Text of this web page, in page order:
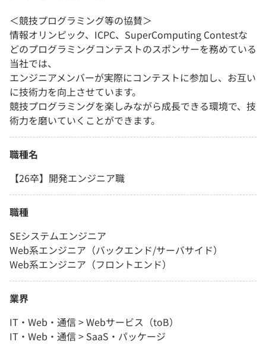
＜競技プログラミング等の協賛＞
情報オリンピック、ICPC、SuperComputing Contestな
どのプログラミングコンテストのスポンサーを務めている
当社では、
エンジニアメンバーが実際にコンテストに参加し、お互い
に技術力を向上させています。
競技プログラミングを楽しみながら成長できる環境で、技
術力を磨いていくことができます。
職種名
【26卒】開発エンジニア職
職種
SEシステムエンジニア
Web系エンジニア（バックエンド/サーバサイド）
Web系エンジニア（フロントエンド）
業界
IT・Web・通信 > Webサービス（toB）
IT・Web・通信 > SaaS・パッケージ